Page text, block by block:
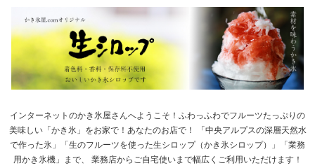
インターネットのかき氷屋さんへようこそ！ふわっふわでフルーツたっぷりの
美味しい「かき氷」をお家で！あなたのお店で！ 「中央アルプスの深層天然水
で作った氷」「生のフルーツを使った生シロップ（かき氷シロップ）」「業務
用かき氷機」まで、 業務店からご自宅使いまで幅広くご利用いただけます！